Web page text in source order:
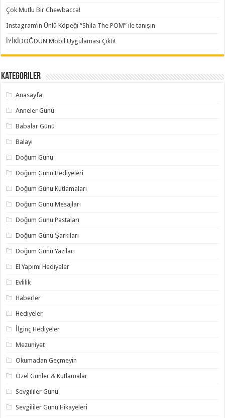
Çok Mutlu Bir Chewbacca!
Instagram’ın Ünlü Köpeği “Shila The POM” ile tanışın
İYİKİDOĞDUN Mobil Uygulaması Çıktı!
Kategoriler
Anasayfa
Anneler Günü
Babalar Günü
Balayı
Doğum Günü
Doğum Günü Hediyeleri
Doğum Günü Kutlamaları
Doğum Günü Mesajları
Doğum Günü Pastaları
Doğum Günü Şarkıları
Doğum Günü Yazıları
El Yapımı Hediyeler
Evlilik
Haberler
Hediyeler
İlginç Hediyeler
Mezuniyet
Okumadan Geçmeyin
Özel Günler & Kutlamalar
Sevgililer Günü
Sevgililer Günü Hikayeleri